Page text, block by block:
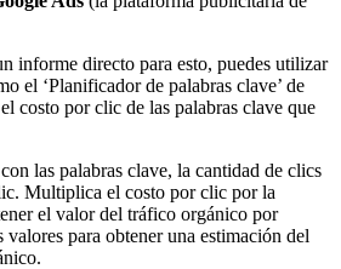
informe directo para esto, puedes utilizar
el ‘Planificador de palabras clave’ de
costo por clic de las palabras clave que
las palabras clave, la cantidad de clics
Multiplica el costo por clic por la
el valor del tráfico orgánico por
valores para obtener una estimación del